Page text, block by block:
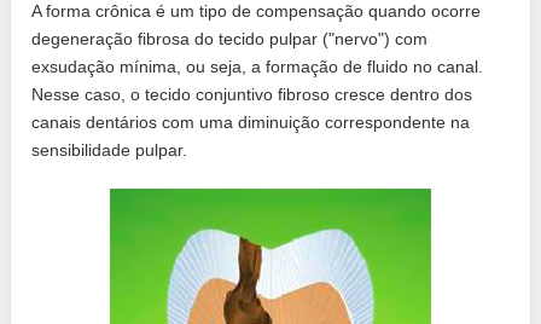
A forma crônica é um tipo de compensação quando ocorre
degeneração fibrosa do tecido pulpar ("nervo") com
exsudação mínima, ou seja, a formação de fluido no canal.
Nesse caso, o tecido conjuntivo fibroso cresce dentro dos
canais dentários com uma diminuição correspondente na
sensibilidade pulpar.